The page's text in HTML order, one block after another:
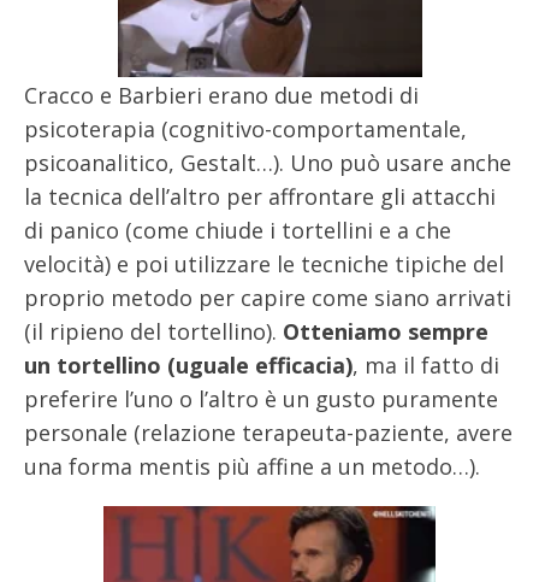
Cracco e Barbieri erano due metodi di
psicoterapia (cognitivo-comportamentale,
psicoanalitico, Gestalt…). Uno può usare anche
la tecnica dell’altro per affrontare gli attacchi
di panico (come chiude i tortellini e a che
velocità) e poi utilizzare le tecniche tipiche del
proprio metodo per capire come siano arrivati
(il ripieno del tortellino). Otteniamo sempre
un tortellino (uguale efficacia), ma il fatto di
preferire l’uno o l’altro è un gusto puramente
personale (relazione terapeuta-paziente, avere
una forma mentis più affine a un metodo…).